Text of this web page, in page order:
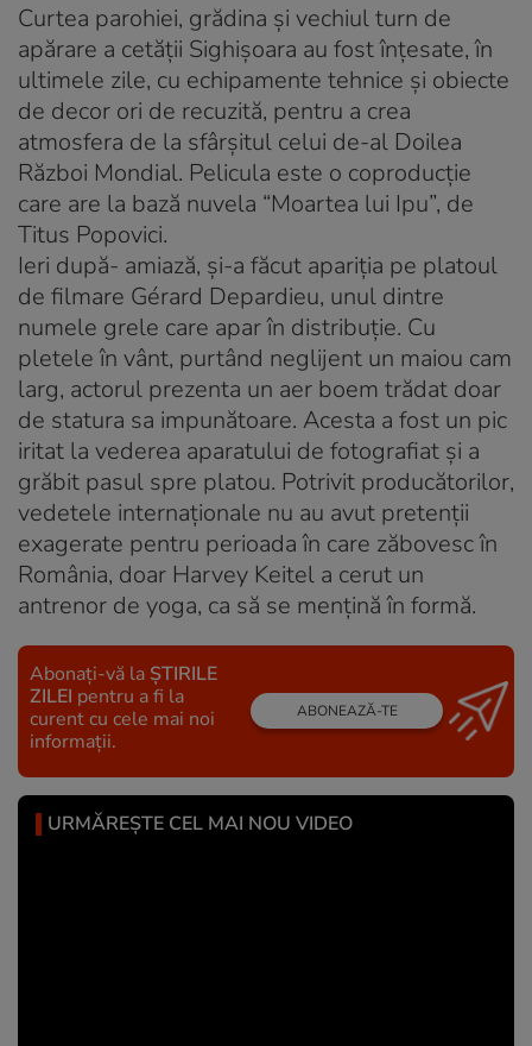
Curtea parohiei, grădina şi vechiul turn de
apărare a cetăţii Sighişoara au fost înţesate, în
ultimele zile, cu echipamente tehnice şi obiecte
de decor ori de recuzită, pentru a crea
atmosfera de la sfârşitul celui de-al Doilea
Război Mondial. Pelicula este o coproducţie
care are la bază nuvela “Moartea lui Ipu”, de
Titus Popovici.
Ieri după- amiază, şi-a făcut apariţia pe platoul
de filmare Gérard Depardieu, unul dintre
numele grele care apar în distribuţie. Cu
pletele în vânt, purtând neglijent un maiou cam
larg, actorul prezenta un aer boem trădat doar
de statura sa impunătoare. Acesta a fost un pic
iritat la vederea aparatului de fotografiat şi a
grăbit pasul spre platou. Potrivit producătorilor,
vedetele internaţionale nu au avut pretenţii
exagerate pentru perioada în care zăbovesc în
România, doar Harvey Keitel a cerut un
antrenor de yoga, ca să se menţină în formă.
Abonați-vă la ȘTIRILE
ZILEI pentru a fi la
curent cu cele mai noi
informații.
ABONEAZĂ-TE
URMĂREȘTE CEL MAI NOU VIDEO